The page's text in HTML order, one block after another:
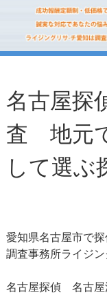
名古屋探
査 地元
して選ぶ
愛知県名古屋市で
調査事務所ライジ
名古屋探偵 名古